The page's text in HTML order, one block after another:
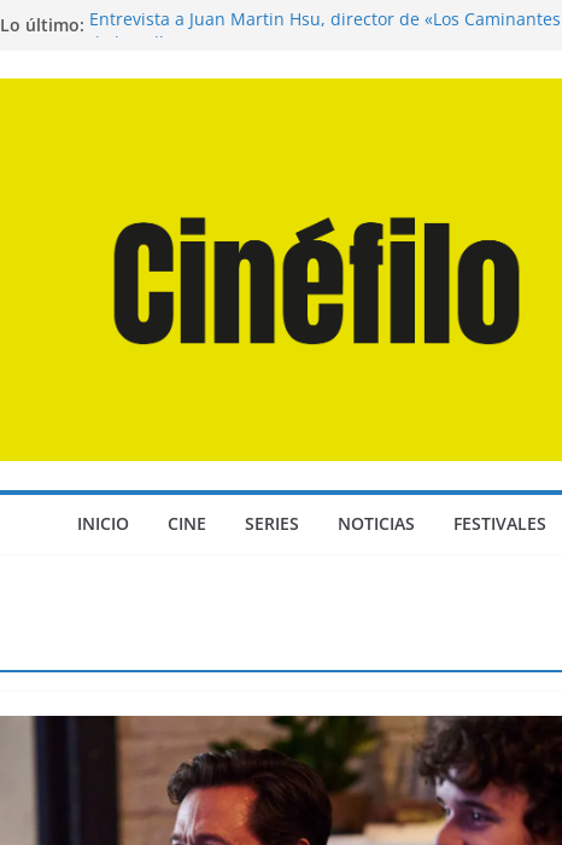
Lo último: Entrevista a Juan Martín Hsu, director de «Los Caminantes
INICIO CINE SERIES NOTICIAS FESTIVALES